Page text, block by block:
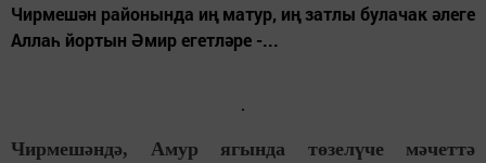
Чирмешән районында иң матур, иң затлы булачак әлеге
Аллаһ йортын Әмир егетләре -...
Чирмешәндә, Амур ягында төзелүче мәчеттә